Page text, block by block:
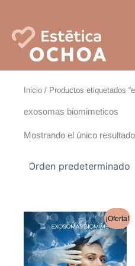
contenido
Inicio / Productos etiquetados
exosomas biomimeticos
Mostrando el único resultado
¡Oferta!
El
precio
original
era:
200.00€.
El
precio
actual
es:
140.00€.
Este
tiene